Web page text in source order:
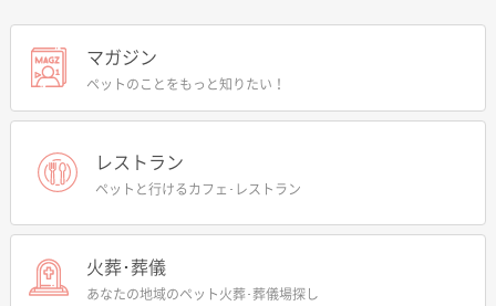
マガジン
ペットのことをもっと知りたい！
レストラン
ペットと行けるカフェ･レストラン
火葬･葬儀
あなたの地域のペット火葬･葬儀場探し